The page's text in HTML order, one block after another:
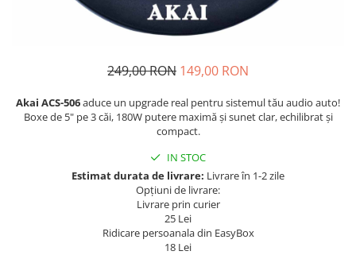
Navigatii Volvo
Navigatii Renault
Navigatii Mazda
Navigatii Smart
Navigatii Honda
249,00 RON 149,00 RON
Akai ACS-506aduce un upgrade real pentru sistemul tău audio auto!
Boxe de 5" pe 3 căi, 180W putere maximă și sunet clar, echilibrat și
compact.
IN STOC
Estimat durata de livrare: Livrare în 1-2 zile
Opțiuni de livrare:
Livrare prin curier
25 Lei
Ridicare persoanala din EasyBox
18 Lei